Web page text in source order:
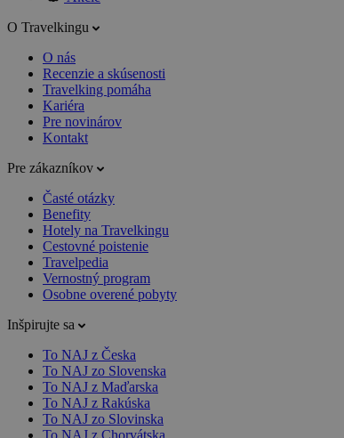
O Travelkingu
O nás
Recenzie a skúsenosti
Travelking pomáha
Kariéra
Pre novinárov
Kontakt
Pre zákazníkov
Časté otázky
Benefity
Hotely na Travelkingu
Cestovné poistenie
Travelpedia
Vernostný program
Osobne overené pobyty
Inšpirujte sa
To NAJ z Česka
To NAJ zo Slovenska
To NAJ z Maďarska
To NAJ z Rakúska
To NAJ zo Slovinska
To NAJ z Chorvátska